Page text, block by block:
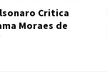
Critica
Moraes de